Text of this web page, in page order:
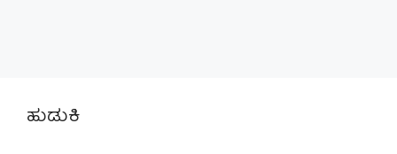
ಹುಡುಕಿ